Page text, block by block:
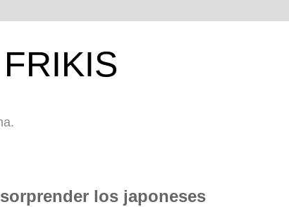
los japoneses